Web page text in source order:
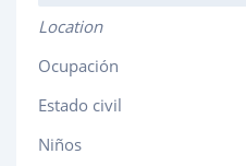
Location
Ocupación
Estado civil
Niños